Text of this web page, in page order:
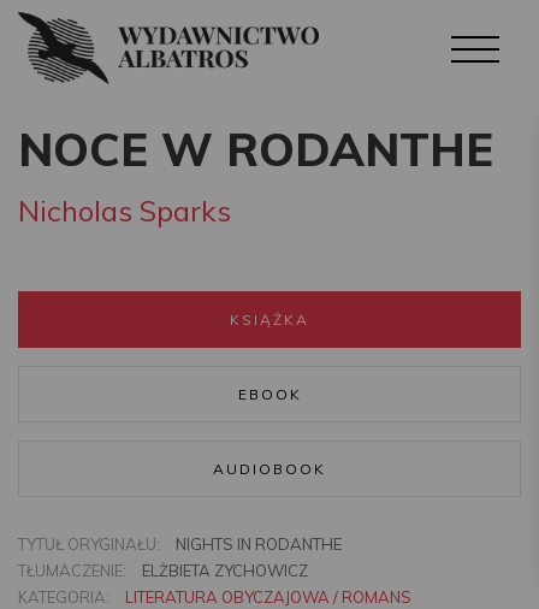
NOCE W RODANTHE
Nicholas Sparks
KSIĄŻKA
EBOOK
AUDIOBOOK
TYTUŁ ORYGINAŁU:
NIGHTS IN RODANTHE
TŁUMACZENIE:
ELŻBIETA ZYCHOWICZ
KATEGORIA:
LITERATURA OBYCZAJOWA / ROMANS